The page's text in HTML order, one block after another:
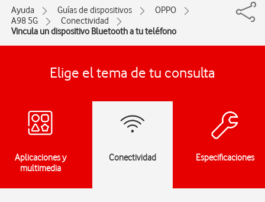
Ayuda Guías de dispositivos
OPPO
A98 5G
Conectividad
Vincula un dispositivo Bluetooth a tu teléfono
Elige el tema de tu consulta
Aplicaciones y
multimedia
Conectividad Especificaciones